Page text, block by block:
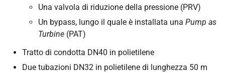
Una valvola di riduzione della pressione (PRV)
Un bypass, lungo il quale è installata una Pump as
Turbine (PAT)
Tratto di condotta DN40 in polietilene
Due tubazioni DN32 in polietilene di lunghezza 50 m